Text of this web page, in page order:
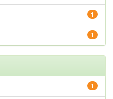
1
1
1